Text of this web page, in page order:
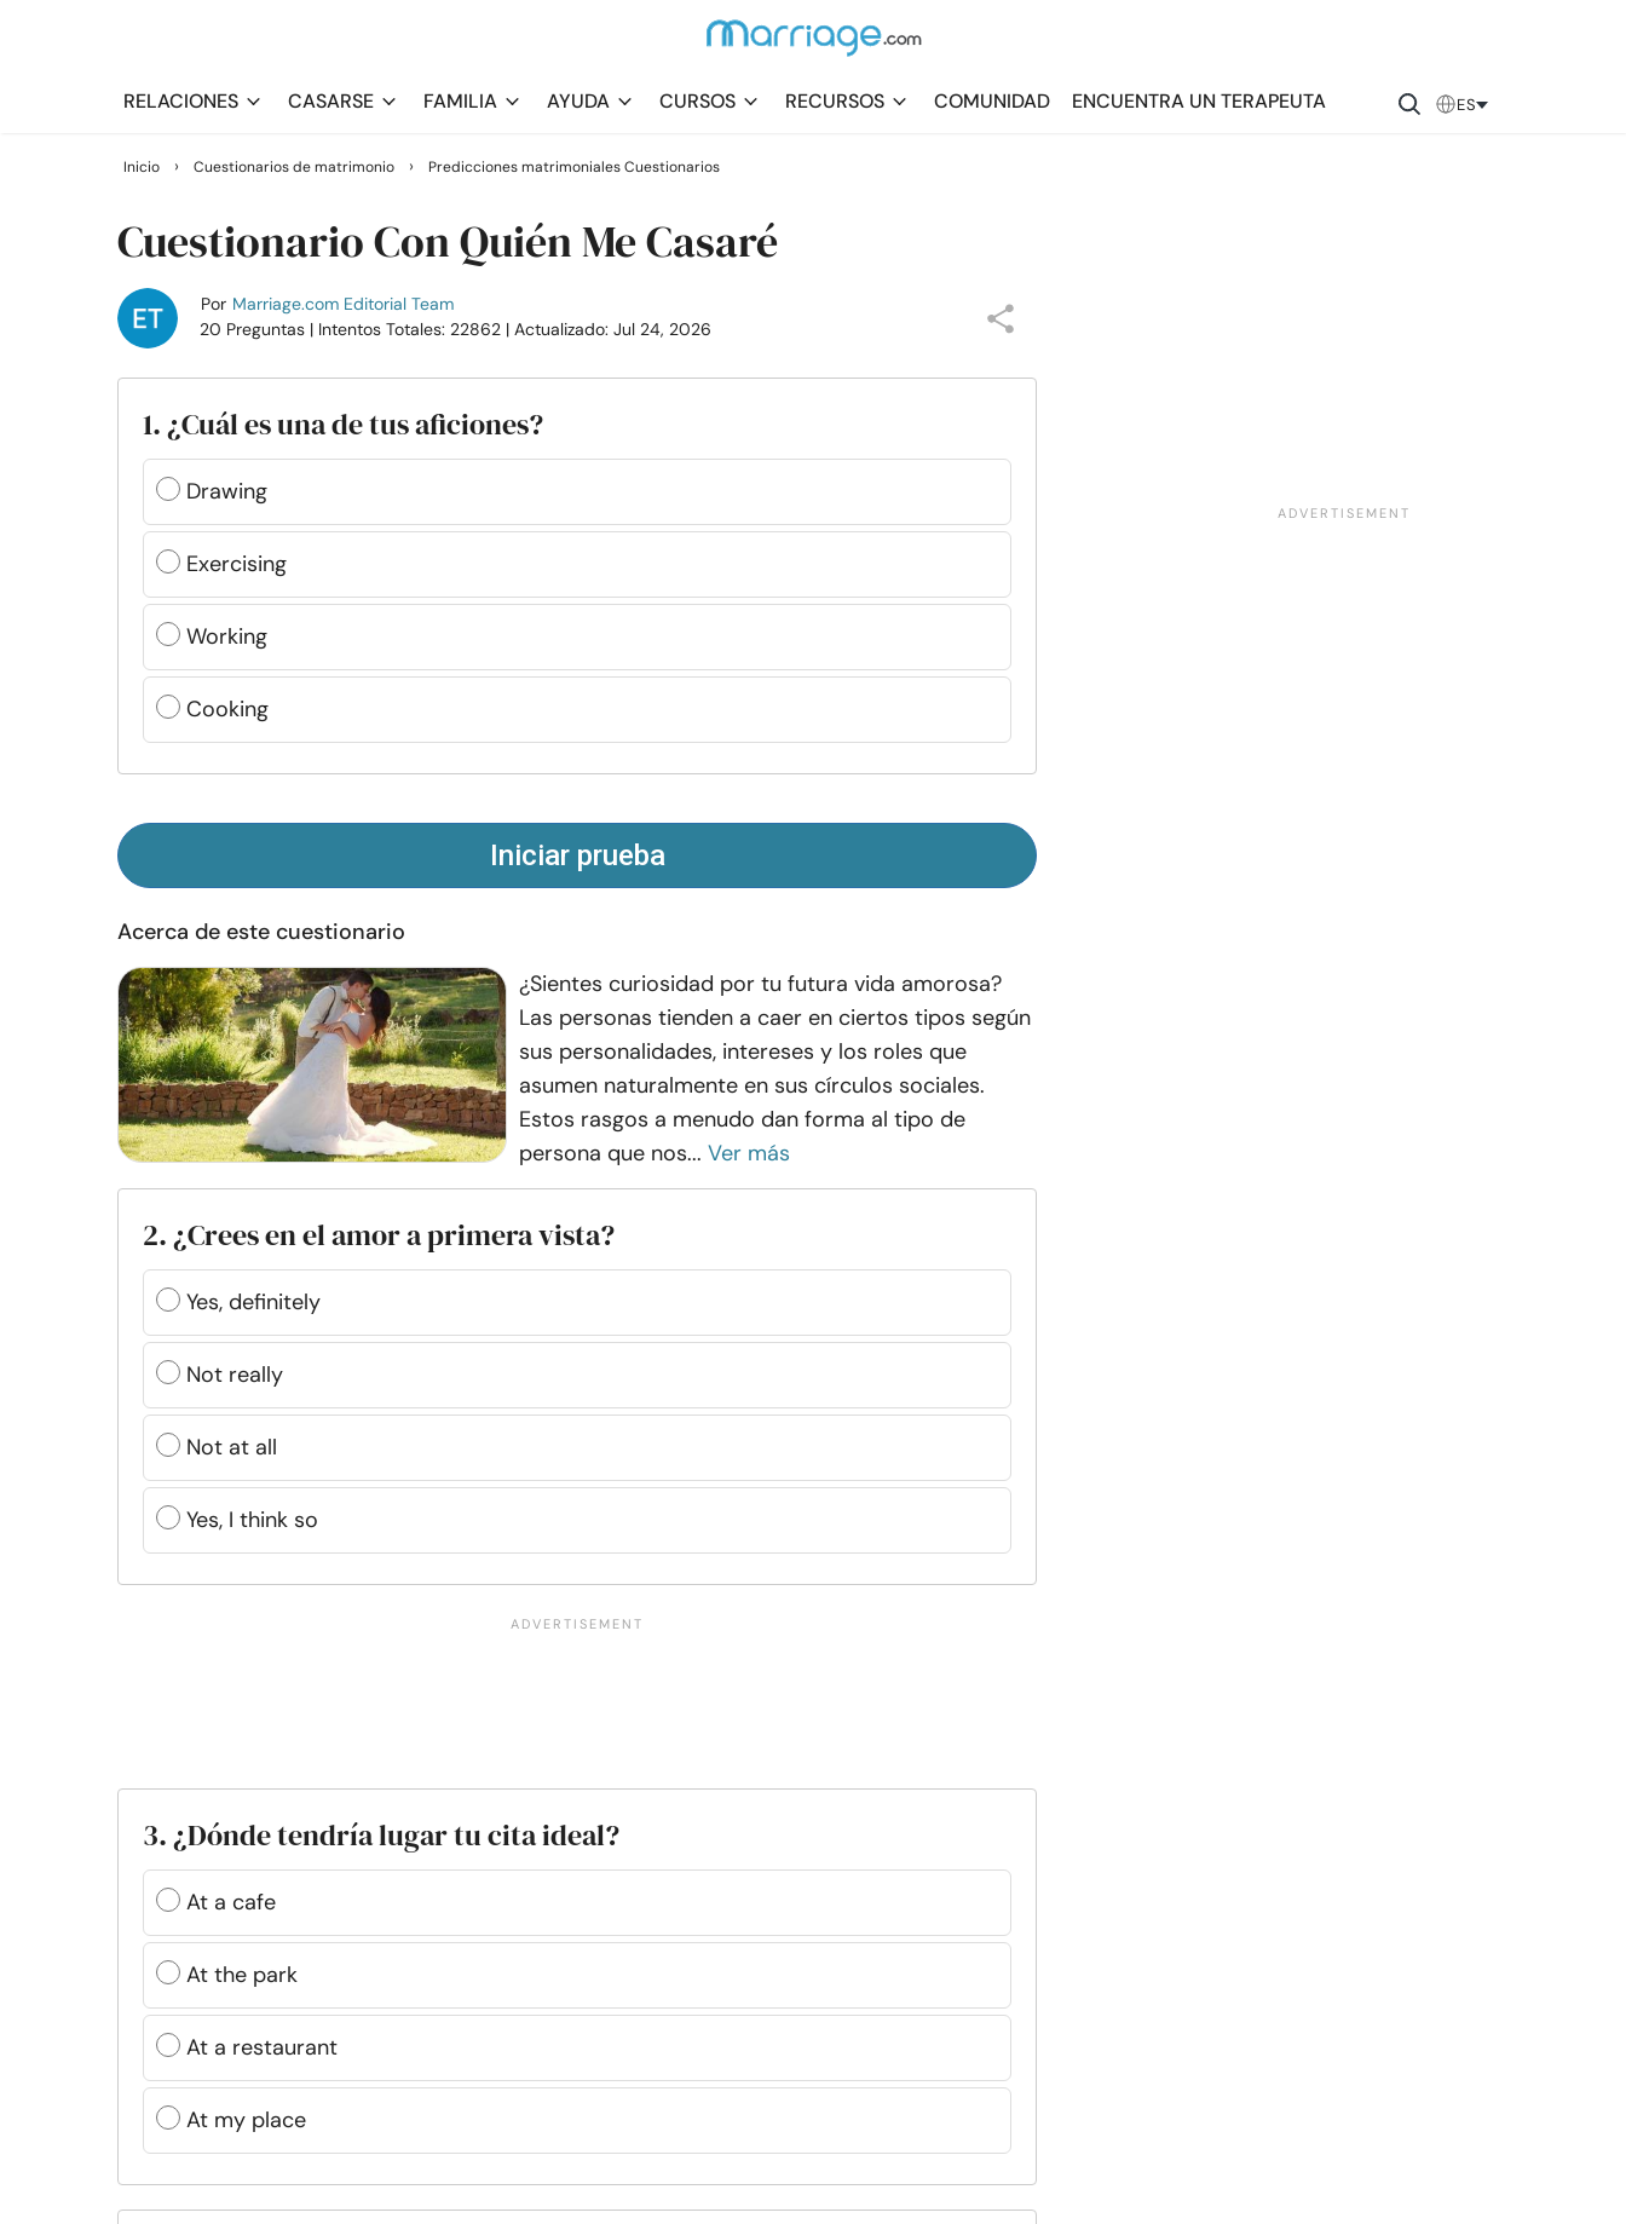
RELACIONES CASARSE FAMILIA AYUDA CURSOS RECURSOS COMUNIDAD ENCUENTRA UN TERAPEUTA ES
Inicio › Cuestionarios de matrimonio › Predicciones matrimoniales Cuestionarios
Cuestionario Con Quién Me Casaré
Por Marriage.com Editorial Team
20 Preguntas | Intentos Totales: 22862 | Actualizado: Jul 24, 2026
1. ¿Cuál es una de tus aficiones?
Drawing
Exercising
Working
Cooking
Iniciar prueba
Acerca de este cuestionario
¿Sientes curiosidad por tu futura vida amorosa?
Las personas tienden a caer en ciertos tipos según
sus personalidades, intereses y los roles que
asumen naturalmente en sus círculos sociales.
Estos rasgos a menudo dan forma al tipo de
persona que nos... Ver más
2. ¿Crees en el amor a primera vista?
Yes, definitely
Not really
Not at all
Yes, I think so
3. ¿Dónde tendría lugar tu cita ideal?
At a cafe
At the park
At a restaurant
At my place